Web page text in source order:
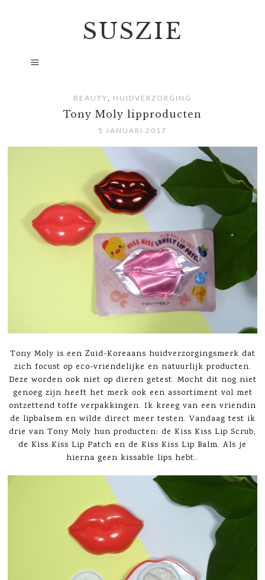
SUSZIE
BEAUTY , HUIDVERZORGING
Tony Moly lipproducten
5 JANUARI 2017
Tony Moly is een Zuid-Koreaans huidverzorgingsmerk dat
zich focust op eco-vriendelijke en natuurlijk producten.
Deze worden ook niet op dieren getest. Mocht dit nog niet
genoeg zijn heeft het merk ook een assortiment vol met
ontzettend toffe verpakkingen. Ik kreeg van een vriendin
de lipbalsem en wilde direct meer testen. Vandaag test ik
drie van Tony Moly hun producten: de Kiss Kiss Lip Scrub,
de Kiss Kiss Lip Patch en de Kiss Kiss Lip Balm. Als je
hierna geen kissable lips hebt..